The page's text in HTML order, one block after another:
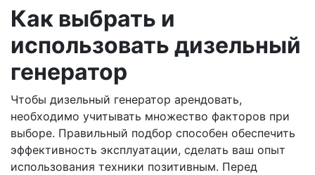
Как выбрать и
использовать дизельный
генератор
Чтобы дизельный генератор арендовать,
необходимо учитывать множество факторов при
выборе. Правильный подбор способен обеспечить
эффективность эксплуатации, сделать ваш опыт
использования техники позитивным. Перед